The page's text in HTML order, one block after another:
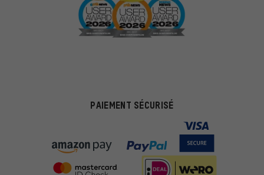
PAIEMENT SÉCURISÉ